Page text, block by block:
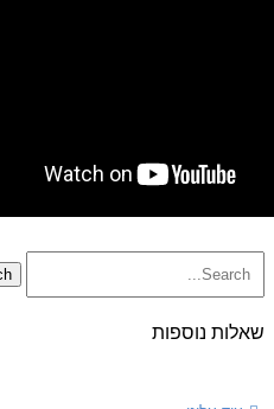
שאלות נוספות